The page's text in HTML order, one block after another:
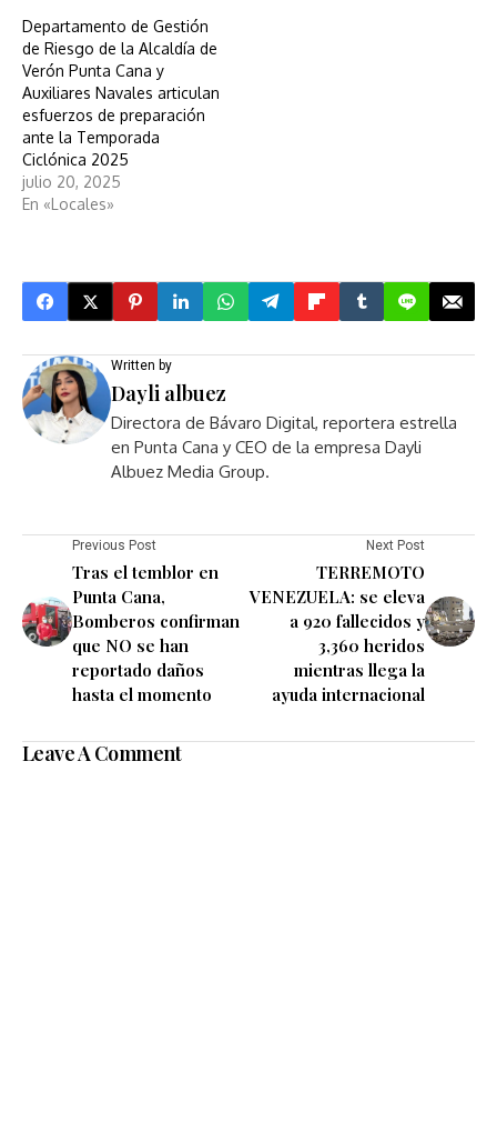
Departamento de Gestión
de Riesgo de la Alcaldía de
Verón Punta Cana y
Auxiliares Navales articulan
esfuerzos de preparación
ante la Temporada
Ciclónica 2025
julio 20, 2025
En «Locales»
Written by
Dayli albuez
Directora de Bávaro Digital, reportera estrella
en Punta Cana y CEO de la empresa Dayli
Albuez Media Group.
Previous Post
Tras el temblor en
Punta Cana,
Bomberos confirman
que NO se han
reportado daños
hasta el momento
Next Post
TERREMOTO
VENEZUELA: se eleva
a 920 fallecidos y
3,360 heridos
mientras llega la
ayuda internacional
Leave A Comment